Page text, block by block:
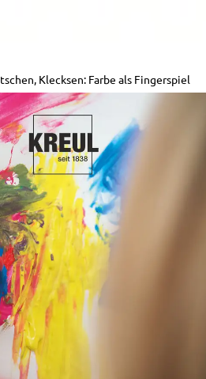
Klecksen: Farbe als Fingerspiel